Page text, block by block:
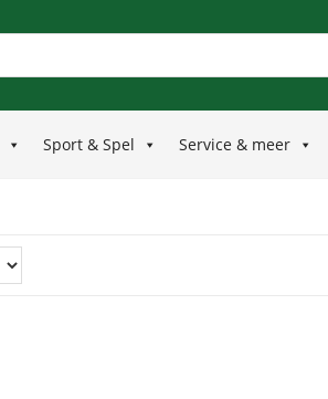
Sport & Spel Service & meer